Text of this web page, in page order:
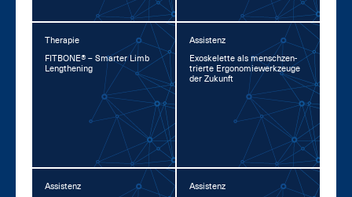
Therapie
FIT­BO­NE® – Smar­ter Limb
Leng­the­ning
Assistenz
Exo­s­ke­let­te als mensch­zen­
trier­te Er­go­no­mie­werk­zeu­ge
der Zu­kunft
Assistenz
Assistenz